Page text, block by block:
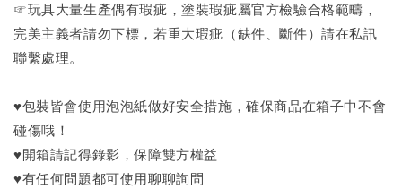
☞玩具大量生產偶有瑕疵，塗裝瑕疵屬官方檢驗合格範疇，
完美主義者請勿下標，若重大瑕疵（缺件、斷件）請在私訊
聯繫處理。
♥包裝皆會使用泡泡紙做好安全措施，確保商品在箱子中不會
碰傷哦！
♥開箱請記得錄影，保障雙方權益
♥有任何問題都可使用聊聊詢問